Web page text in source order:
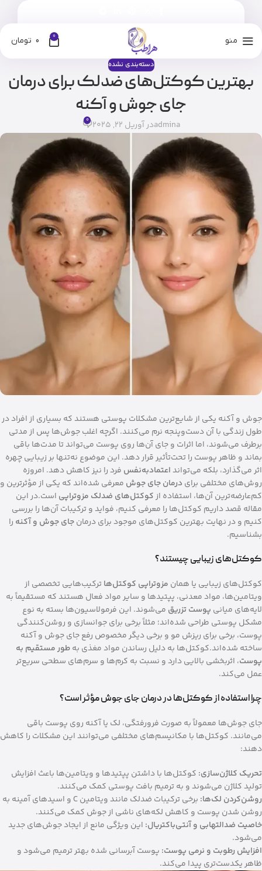
منو 0
0 تومان
دسته‌بندی نشده
بهترین کوکتل‌های ضدلک برای درمان
جای جوش و آکنه
adminaدر آوریل 22, 2025 0
جوش و آکنه یکی از شایع‌ترین مشکلات پوستی هستند که بسیاری از افراد در
طول زندگی با آن دست‌وپنجه نرم می‌کنند. اگرچه اغلب جوش‌ها پس از مدتی
برطرف می‌شوند، اما اثرات و جای آن‌ها روی پوست می‌تواند تا مدت‌ها باقی
بماند و ظاهر پوست را تحت‌تأثیر قرار دهد. این موضوع نه‌تنها بر زیبایی چهره
اثر می‌گذارد، بلکه می‌توانداعتمادبه‌نفس فرد را نیز کاهش دهد. امروزه
روش‌های مختلفی برای درمان جای جوش معرفی شده‌اند که یکی از مؤثرترین و
کم‌عارضه‌ترین آن‌ها، استفاده ازکوکتل‌های ضدلک مزوتراپی است.در این
مقاله قصد داریم کوکتل‌ها را معرفی کنیم، فواید و ترکیبات آن‌ها را بررسی
کنیم و در نهایت بهترین کوکتل‌های موجود برای درمانجای جوش و آکنه را
بشناسیم.
کوکتل‌های زیبایی چیستند؟
کوکتل‌های زیبایی یا همان مزوتراپی کوکتل‌هاترکیب‌هایی تخصصی از
ویتامین‌ها، مواد معدنی، پپتیدها و سایر مواد فعال هستند که مستقیماً به
لایه‌های میانی پوست تزریق می‌شوند. این فرمولاسیون‌ها بسته به نوع
مشکل پوستی طراحی شده‌اند؛ مثلاً برخی برای جوانسازی و روشن‌کنندگی
پوست، برخی برای ریزش مو و برخی دیگر مخصوص رفع جای جوش و آکنه
ساخته شده‌اند.کوکتل‌ها به دلیل رساندن مواد مغذی بهطور مستقیم به
پوست، اثربخشی بالایی دارد و نسبت به کرم‌ها و سرم‌های سطحی سریع‌تر
عمل می‌کند.
چرا استفاده از کوکتل‌ها در درمان جای جوش مؤثر است؟
جای جوش‌ها معمولاً به صورت فرورفتگی، لک یا آکنه روی پوست باقی
می‌مانند. کوکتل‌ها با مکانیسم‌های مختلفی می‌توانند این مشکلات را کاهش
دهند:
تحریک کلاژن‌سازی: کوکتل‌ها با داشتن پپتیدها و ویتامین‌ها باعث افزایش
تولید کلاژن می‌شوند و به ترمیم بافت پوستی کمک می‌کنند.
روشن‌کردن لک‌ها:
برخی ترکیبات ضدلک مانند ویتامین C و اسیدهای آمینه به
روشن شدن پوست و کاهش لکه‌های ناشی از جوش کمک می‌کنند.
خاصیت ضدالتهابی و آنتی‌باکتریال: این ویژگی مانع از ایجاد جوش‌های جدید
می‌شود.
افزایش رطوبت و نرمی پوست: پوست آبرسانی شده بهتر ترمیم می‌شود و
ظاهر یکدست‌تری پیدا می‌کند.